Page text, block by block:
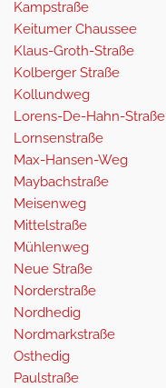
Kampstraße
Keitumer Chaussee
Klaus-Groth-Straße
Kolberger Straße
Kollundweg
Lorens-De-Hahn-Straße
Lornsenstraße
Max-Hansen-Weg
Maybachstraße
Meisenweg
Mittelstraße
Mühlenweg
Neue Straße
Norderstraße
Nordhedig
Nordmarkstraße
Osthedig
Paulstraße